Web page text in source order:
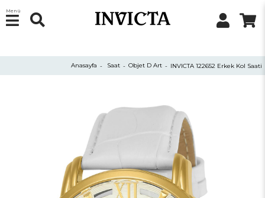
Menü
Anasayfa Saat Objet D Art INVICTA 122652 Erkek Kol Saati